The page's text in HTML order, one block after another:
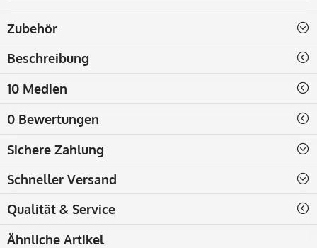
Zubehör
Beschreibung
10 Medien
0 Bewertungen
Sichere Zahlung
Schneller Versand
Qualität & Service
Ähnliche Artikel